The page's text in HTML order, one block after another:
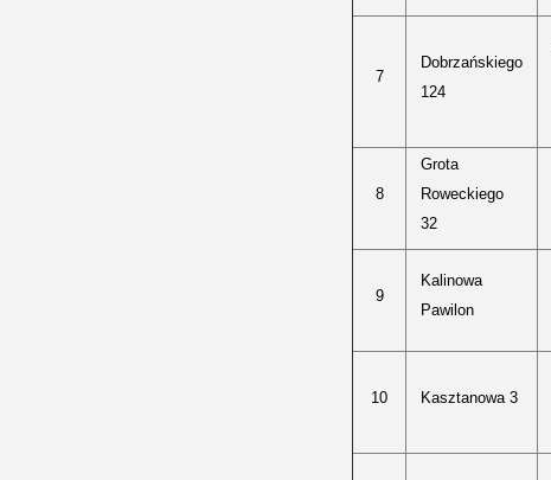
7
Dobrzańskiego
124
8
Grota
Roweckiego
32
9
Kalinowa
Pawilon
10 Kasztanowa 3